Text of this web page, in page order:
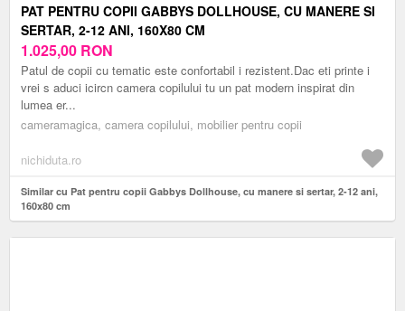
PAT PENTRU COPII GABBYS DOLLHOUSE, CU MANERE SI
SERTAR, 2-12 ANI, 160X80 CM
1.025,00 RON
Patul de copii cu tematic este confortabil i rezistent.Dac eti printe i
vrei s aduci icircn camera copilului tu un pat modern inspirat din
lumea er...
cameramagica, camera copilului, mobilier pentru copii
nichiduta.ro
Similar cu Pat pentru copii Gabbys Dollhouse, cu manere si sertar, 2-12 ani,
160x80 cm